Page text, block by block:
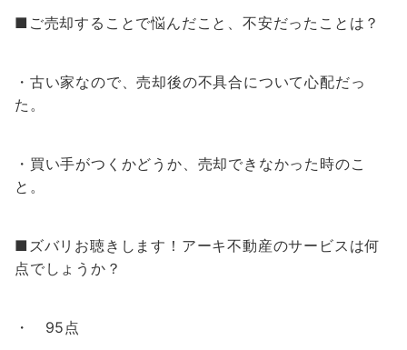
■ご売却することで悩んだこと、不安だったことは？
・古い家なので、売却後の不具合について心配だっ
た。
・買い手がつくかどうか、売却できなかった時のこ
と。
■ズバリお聴きします！アーキ不動産のサービスは何
点でしょうか？
・ 95点